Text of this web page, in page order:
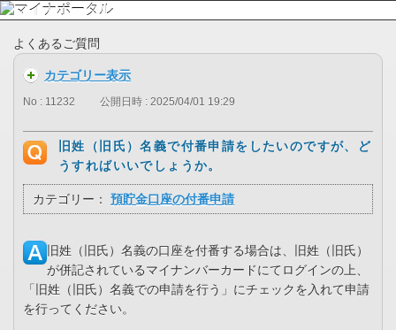
よくあるご質問
カテゴリー表示
No : 11232 公開日時 : 2025/04/01 19:29
旧姓（旧氏）名義で付番申請をしたいのですが、ど
うすればいいでしょうか。
カテゴリー： 預貯金口座の付番申請
旧姓（旧氏）名義の口座を付番する場合は、旧姓（旧氏）
が併記されているマイナンバーカードにてログインの上、
「旧姓（旧氏）名義での申請を行う」にチェックを入れて申請
を行ってください。